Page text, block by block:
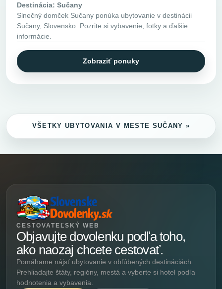
Destinácia: Sučany
Slnečný domček Sučany ponúka ubytovanie v destinácii
Sučany, Slovensko. Pozrite si vybavenie, fotky a ďalšie
informácie.
Zobraziť ponuky
VŠETKY UBYTOVANIA V MESTE SUČANY »
CESTOVATEĽSKÝ WEB
Objavujte dovolenku podľa toho,
ako naozaj chcete cestovať.
Pomáhame nájsť ubytovanie v obľúbených destináciách.
Prehliadajte štáty, regióny, mestá a vyberte si hotel podľa
hodnotenia a vybavenia.